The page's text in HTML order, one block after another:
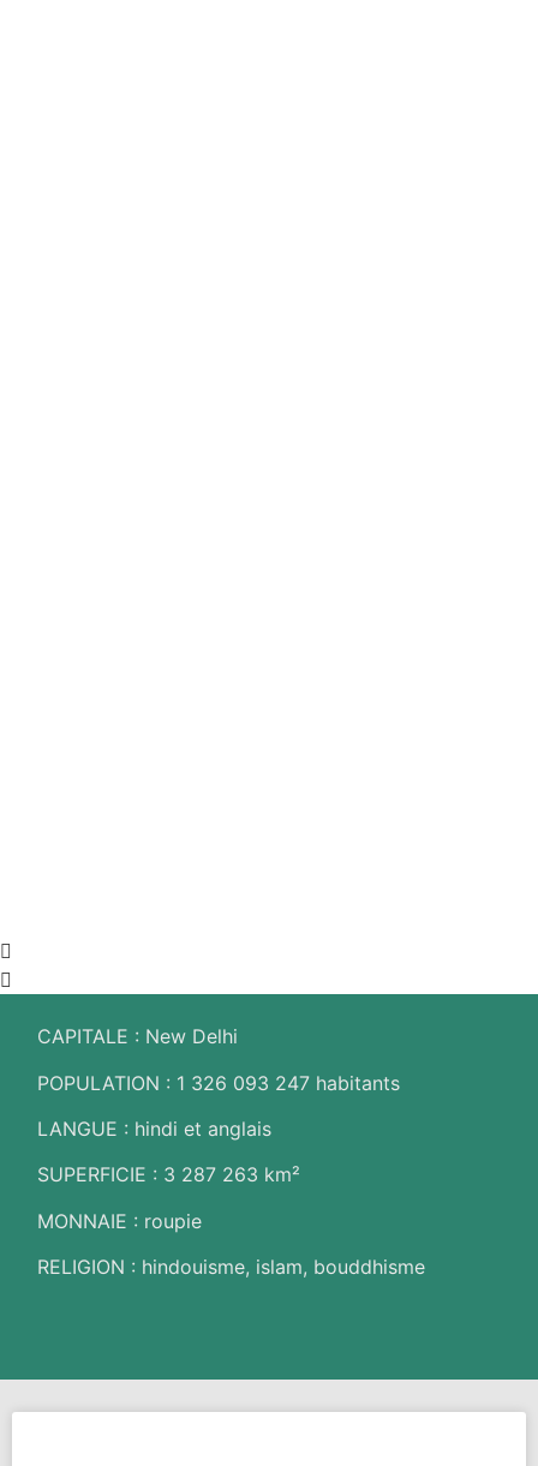
INDE
CAPITALE : New Delhi
POPULATION : 1 326 093 247 habitants
LANGUE : hindi et anglais
SUPERFICIE : 3 287 263 km²
MONNAIE : roupie
RELIGION : hindouisme, islam, bouddhisme